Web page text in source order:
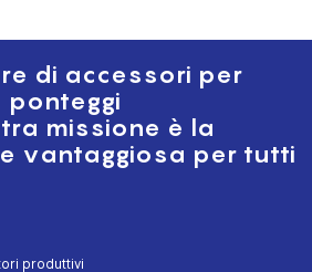
di accessori per
ponteggi
missione è la
vantaggiosa per tutti
produttivi